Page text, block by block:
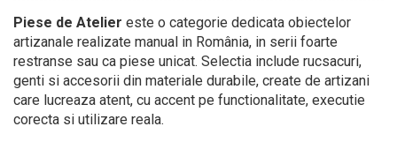
Piese de Atelier este o categorie dedicata obiectelor
artizanale realizate manual in România, in serii foarte
restranse sau ca piese unicat. Selectia include rucsacuri,
genti si accesorii din materiale durabile, create de artizani
care lucreaza atent, cu accent pe functionalitate, executie
corecta si utilizare reala.